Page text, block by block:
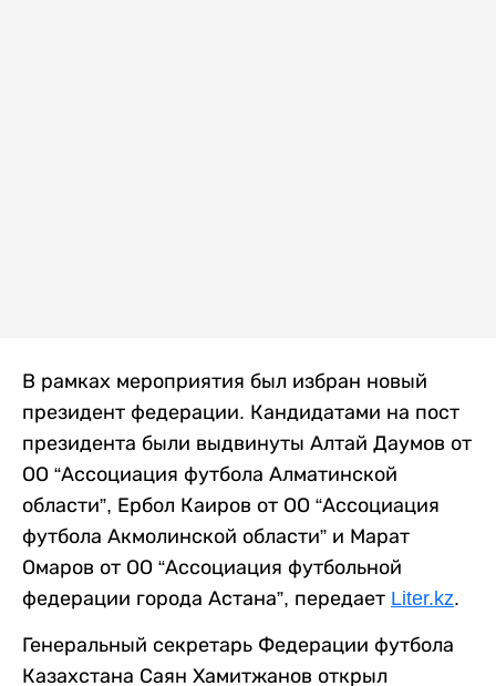
В рамках мероприятия был избран новый
президент федерации. Кандидатами на пост
президента были выдвинуты Алтай Даумов от
ОО “Ассоциация футбола Алматинской
области”, Ербол Каиров от ОО “Ассоциация
футбола Акмолинской области” и Марат
Омаров от ОО “Ассоциация футбольной
федерации города Астана”, передает Liter.kz.
Генеральный секретарь Федерации футбола
Казахстана Саян Хамитжанов открыл